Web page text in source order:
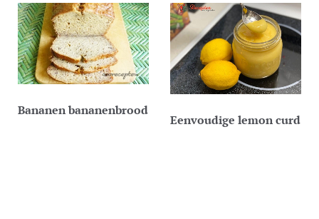
Bananen bananenbrood
Eenvoudige lemon curd